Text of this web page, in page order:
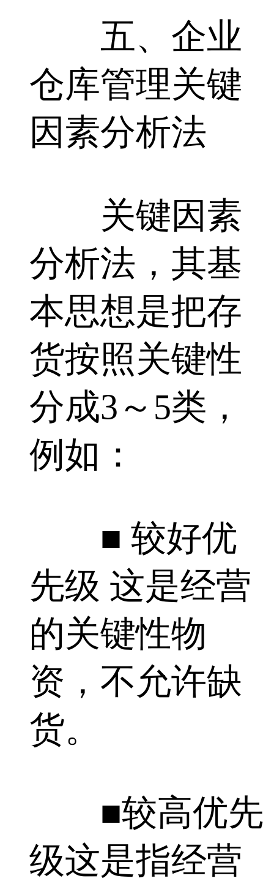
五、企业
仓库管理关键
因素分析法
关键因素
分析法，其基
本思想是把存
货按照关键性
分成3～5类，
例如：
■ 较好优
先级 这是经营
的关键性物
资，不允许缺
货。
■较高优先
级这是指经营